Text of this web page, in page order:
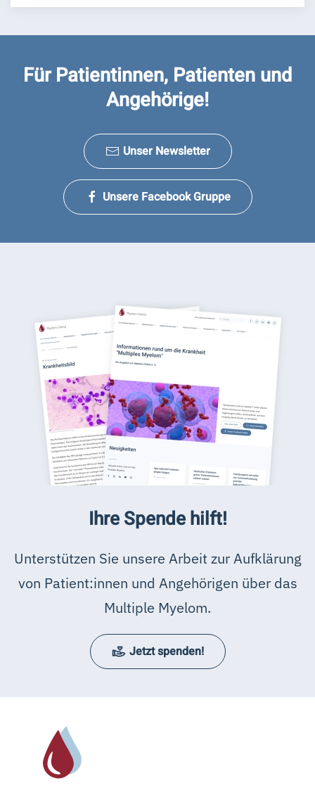
Für Patientinnen, Patienten und
Angehörige!
Unser Newsletter
Unsere Facebook Gruppe
Ihre Spende hilft!
Unterstützen Sie unsere Arbeit zur Aufklärung
von Patient:innen und Angehörigen über das
Multiple Myelom.
Jetzt spenden!